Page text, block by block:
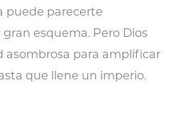
puede parecerte
esquema. Pero Dios
asombrosa para amplificar
que llene un imperio.